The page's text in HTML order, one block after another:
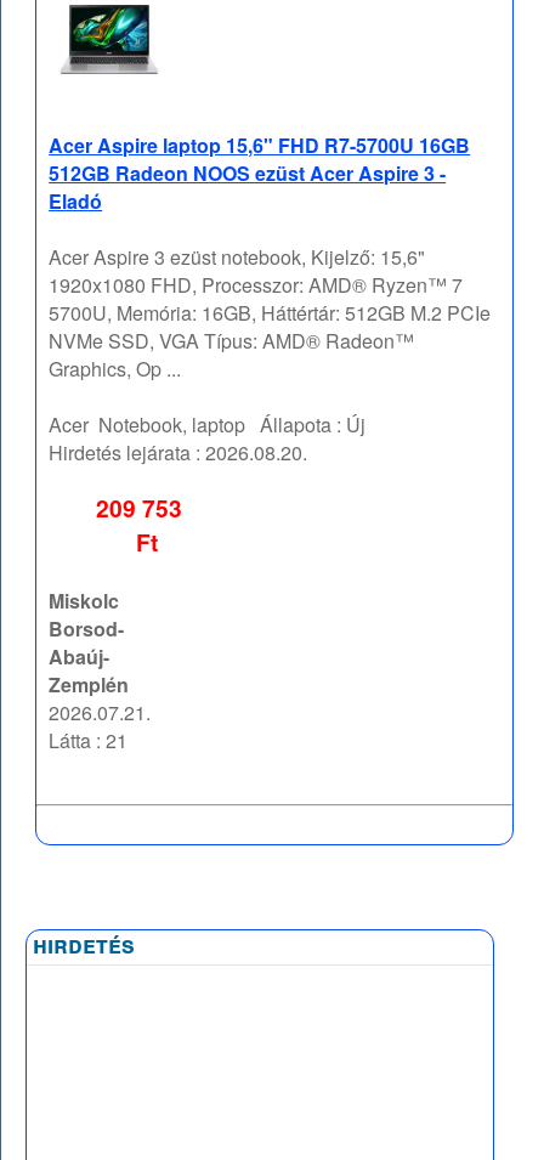
Acer Aspire laptop 15,6" FHD R7-5700U 16GB
512GB Radeon NOOS ezüst Acer Aspire 3 -
Eladó
Acer Aspire 3 ezüst notebook, Kijelző: 15,6"
1920x1080 FHD, Processzor: AMD® Ryzen™ 7
5700U, Memória: 16GB, Háttértár: 512GB M.2 PCIe
NVMe SSD, VGA Típus: AMD® Radeon™
Graphics, Op ...
Acer Notebook, laptop Állapota : Új
Hirdetés lejárata :2026.08.20.
209 753
Ft
Miskolc
Borsod-
Abaúj-
Zemplén
2026.07.21.
Látta : 21
hirdetés